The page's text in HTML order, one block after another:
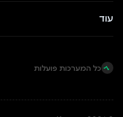
עוד
כל המערכות פועלות